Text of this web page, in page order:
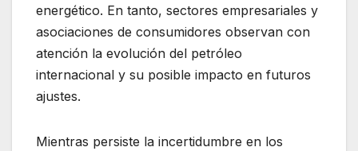
energético. En tanto, sectores empresariales y
asociaciones de consumidores observan con
atención la evolución del petróleo
internacional y su posible impacto en futuros
ajustes.
Mientras persiste la incertidumbre en los